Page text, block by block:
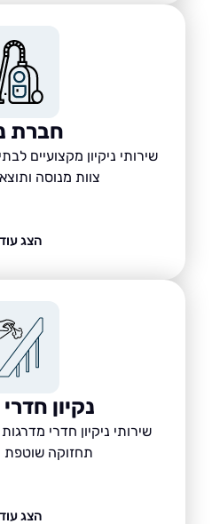
חברת נקיון
שירותי ניקיון מקצועיים לבתים,
צוות מנוסה ותוצאות
נקיון חדרי
שירותי ניקיון חדרי מדרגות
תחזוקה שוטפת וניקיון